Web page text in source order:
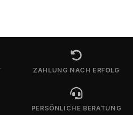
ZAHLUNG NACH ERFOLG
PERSÖNLICHE BERATUNG